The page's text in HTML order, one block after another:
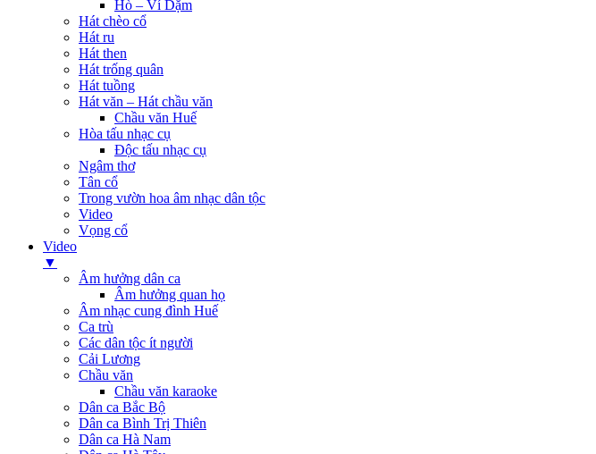
Hò – Ví Dặm
Hát chèo cổ
Hát ru
Hát then
Hát trống quân
Hát tuồng
Hát văn – Hát chầu văn
Chầu văn Huế
Hòa tấu nhạc cụ
Độc tấu nhạc cụ
Ngâm thơ
Tân cổ
Trong vườn hoa âm nhạc dân tộc
Video
Vọng cổ
Video
▼
Âm hưởng dân ca
Âm hưởng quan họ
Âm nhạc cung đình Huế
Ca trù
Các dân tộc ít người
Cải Lương
Chầu văn
Chầu văn karaoke
Dân ca Bắc Bộ
Dân ca Bình Trị Thiên
Dân ca Hà Nam